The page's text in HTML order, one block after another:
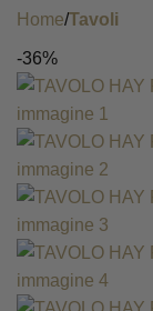
Home Tavoli
-36%